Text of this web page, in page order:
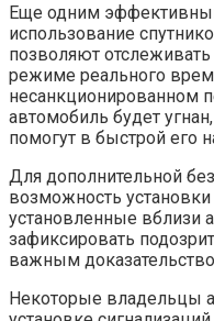
Еще одним
использование
позволяют
режиме реального
несанкционированном
автомобиль будет
помогут в быстрой его
Для дополнительной
возможность
установленные вблизи
зафиксировать
важным
Некоторые владельцы